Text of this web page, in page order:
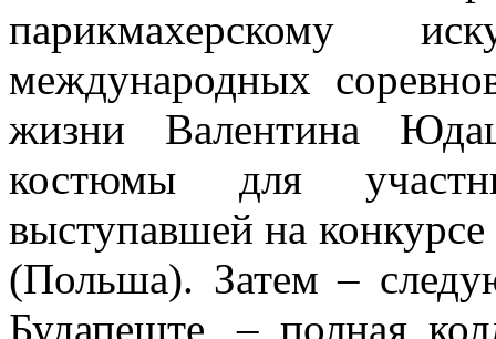
парикмахерскому
международных
жизни Валентина
костюмы для
выступавшей на
(Польша). Затем –
Будапеште, – полная